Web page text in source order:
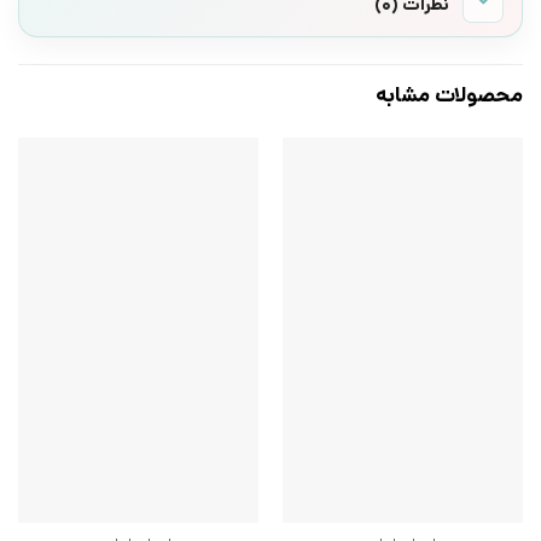
محصولات مشابه